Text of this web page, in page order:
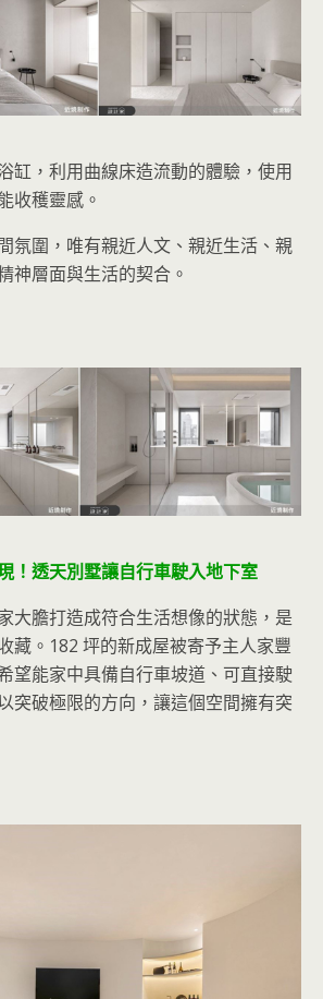
缸，利用曲線床造流動的體驗，使用
收穫靈感。
氛圍，唯有親近人文、親近生活、親
神層面與生活的契合。
！透天別墅讓自行車駛入地下室
大膽打造成符合生活想像的狀態，是
藏。182 坪的新成屋被寄予主人家豐
望能家中具備自行車坡道、可直接駛
突破極限的方向，讓這個空間擁有突